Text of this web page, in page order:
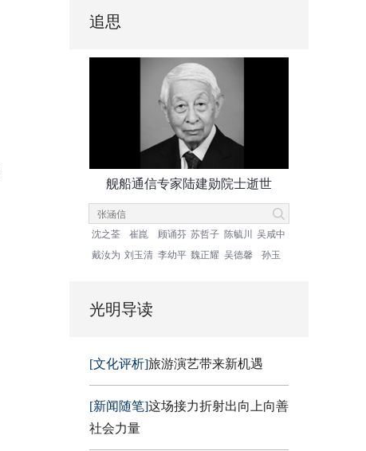
追思
舰船通信专家陆建勋院士逝世
沈之荃 崔崑 顾诵芬 苏哲子 陈毓川
吴咸中
戴汝为 刘玉清 李幼平 魏正耀 吴德馨 孙玉
光明导读
[文化评析]旅游演艺带来新机遇
[新闻随笔]这场接力折射出向上向善
社会力量